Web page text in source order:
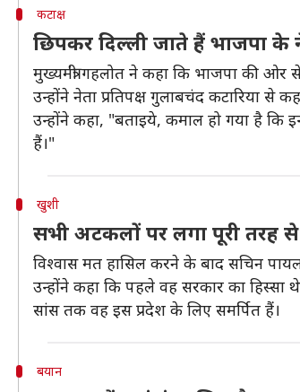
कटाक्ष
छिपकर दिल्ली जाते हैं भाजपा के
मुख्यमंत्री गहलोत ने कहा कि भाजपा की ओर
उन्होंने नेता प्रतिपक्ष गुलाबचंद कटारिया
उन्होंने कहा, "बताइये, कमाल हो गया है कि
हैं।"
खुशी
सभी अटकलों पर लगा पूरी तरह से
विश्वास मत हासिल करने के बाद सचिन
उन्होंने कहा कि पहले वह सरकार का
सांस तक वह इस प्रदेश के लिए समर्पित हैं।
बयान